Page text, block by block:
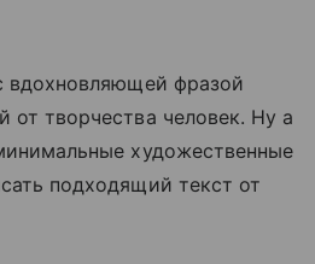
вдохновляющей фразой
творчества человек. Ну а
художественные
подходящий текст от